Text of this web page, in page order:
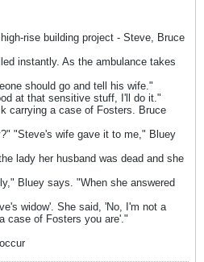
rise building project - Steve, Bruce
instantly. As the ambulance takes
should go and tell his wife."
at that sensitive stuff, I'll do it."
carrying a case of Fosters. Bruce
"Steve's wife gave it to me," Bluey
lady her husband was dead and she
Bluey says. "When she answered
widow'. She said, 'No, I'm not a
case of Fosters you are'."